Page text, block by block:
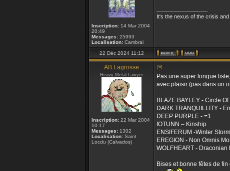
Inscription: 14 Mar 2004
20:49
Messages: 25993
Localisation: Cambrai
It's the nexus of the crisis
22 Déc 2024 11:12
AB Lagrosse
Heavy Metal Lawyer
Inscription: 22 Mar 2004
10:17
Messages: 1302
Localisation: Saint
Locdu (Calvados)
Pas une super longue
avec plaisir (pas dans un
BLAZE BAYLEY - Circle Of
DARK TRANQUILLITY -
DEEP PURPLE - =1
IOTUNN – Kinship
ENSIFERUM -Winter Storm
EREGION - Non Omnis
WOLFHEART - Draconian
Bises et bonne fêtes de